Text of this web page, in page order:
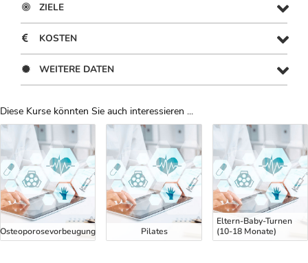
ZIELE
KOSTEN
WEITERE DATEN
Diese Kurse könnten Sie auch interessieren ...
Uber Weiterbildungsvorschläge
Osteoporosevorbeugung Pilates
Eltern-Baby-Turnen
(10-18 Monate)